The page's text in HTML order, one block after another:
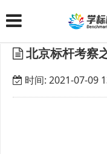
北京标杆考察
时间: 2021-07-09